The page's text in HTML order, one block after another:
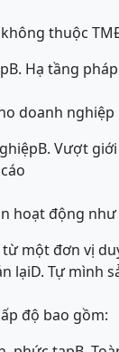
thuộc
B. Hạ tầng
doanh nghiệp
B. Vượt
hoạt động như
từ một đơn vị
lạiD. Tự mình
độ bao gồm: